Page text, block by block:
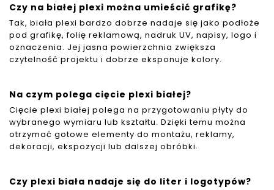
Czy na białej plexi można umieścić grafikę?
Tak, biała plexi bardzo dobrze nadaje się jako podłoże
pod grafikę, folię reklamową, nadruk UV, napisy, logo i
oznaczenia. Jej jasna powierzchnia zwiększa
czytelność projektu i dobrze eksponuje kolory.
Na czym polega cięcie plexi białej?
Cięcie plexi białej polega na przygotowaniu płyty do
wybranego wymiaru lub kształtu. Dzięki temu można
otrzymać gotowe elementy do montażu, reklamy,
dekoracji, ekspozycji lub dalszej obróbki.
Czy plexi biała nadaje się do liter i logotypów?